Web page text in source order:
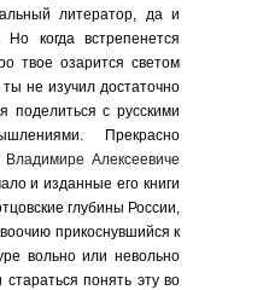
литератор, да и
когда встрепенется
твое озарится светом
не изучил достаточно
поделиться с русскими
Прекрасно
Владимире Алексеевиче
и изданные его книги
глубины России,
прикоснувшийся к
вольно или невольно
понять эту во